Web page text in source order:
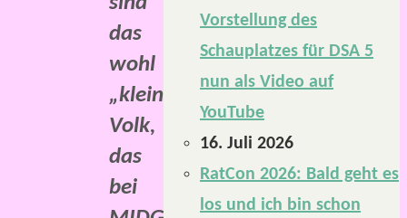
das
wohl
„kleinste“
Volk,
das
bei
Vorstellung des
Schauplatzes für DSA 5
nun als Video auf
YouTube
16. Juli 2026
RatCon 2026: Bald geht es
los und ich bin schon